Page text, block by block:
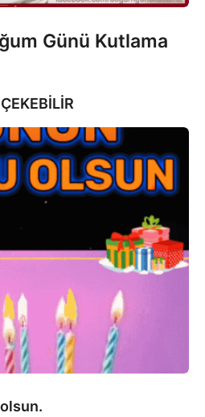
Günü Kutlama